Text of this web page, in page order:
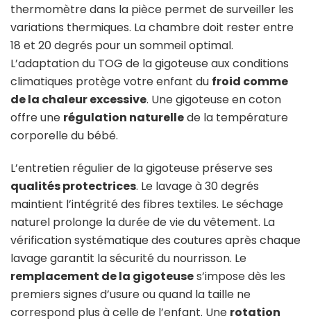
thermomètre dans la pièce permet de surveiller les
variations thermiques. La chambre doit rester entre
18 et 20 degrés pour un sommeil optimal.
L’adaptation du TOG de la gigoteuse aux conditions
climatiques protège votre enfant du froid comme
de la chaleur excessive. Une gigoteuse en coton
offre une régulation naturellede la température
corporelle du bébé.
L’entretien régulier de la gigoteuse préserve ses
qualités protectrices. Le lavage à 30 degrés
maintient l’intégrité des fibres textiles. Le séchage
naturel prolonge la durée de vie du vêtement. La
vérification systématique des coutures après chaque
lavage garantit la sécurité du nourrisson. Le
remplacement de la gigoteuses’impose dès les
premiers signes d’usure ou quand la taille ne
correspond plus à celle de l’enfant. Une rotation